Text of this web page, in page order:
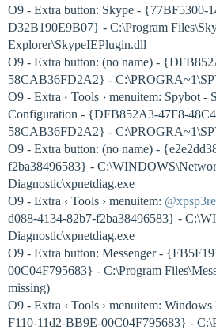
O9 - Extra button: Skype - {77BF5300-
D32B190E9B07} - C:\Program
Explorer\SkypeIEPlugin.dll
O9 - Extra button: (no name) -
58CAB36FD2A2} -
O9 - Extra ‹ Tools › menuitem: Spybot -
Configuration - {DFB852A3-47F8-
58CAB36FD2A2} -
O9 - Extra button: (no name) -
f2ba38496583} -
Diagnostic\xpnetdiag.exe
O9 - Extra ‹ Tools › menuitem:
d088-4134-82b7-f2ba38496583} -
Diagnostic\xpnetdiag.exe
O9 - Extra button: Messenger -
00C04F795683} - C:\Program
missing)
O9 - Extra ‹ Tools › menuitem:
F110-11d2-BB9E-00C04F795683} -